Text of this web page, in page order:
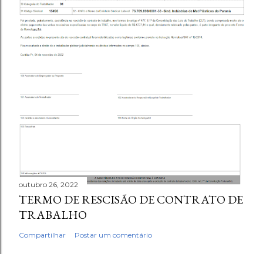
outubro 26, 2022
TERMO DE RESCISÃO DE CONTRATO DE
TRABALHO
Compartilhar Postar um comentário